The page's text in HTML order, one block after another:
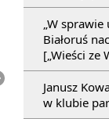
„W
Białoruś
[„Wieści ze
Janusz
w klubie